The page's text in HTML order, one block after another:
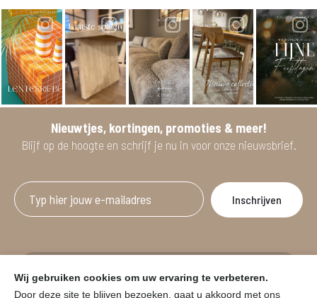
Nieuwtjes, kortingen, promoties & meer!
Blijf op de hoogte en schrijf je nu in voor onze nieuwsbrief.
vanaf minimum 2 willekeurige artikelen.
Wij gebruiken cookies om uw ervaring te verbeteren.
Door deze site te blijven bezoeken, gaat u akkoord met ons